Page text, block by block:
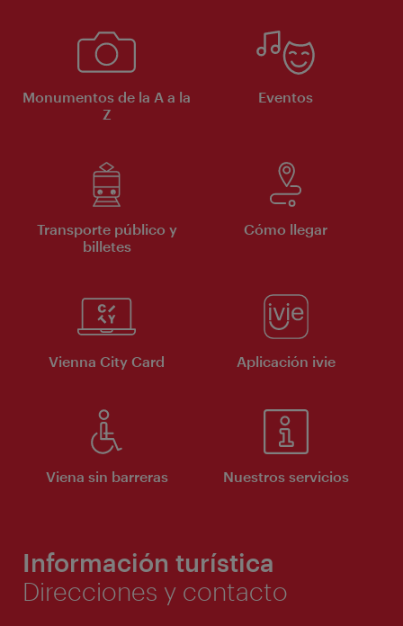
Monumentos de la A a la
Z
Eventos
Transporte público y
billetes
Cómo llegar
Vienna City Card Aplicación ivie
Viena sin barreras Nuestros servicios
Información turística
Direcciones y contacto